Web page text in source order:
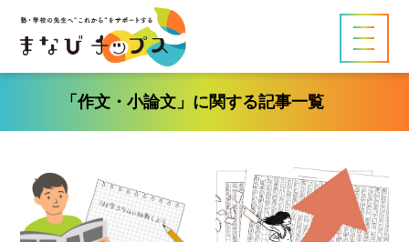
「作文・小論文」に関する記事一覧